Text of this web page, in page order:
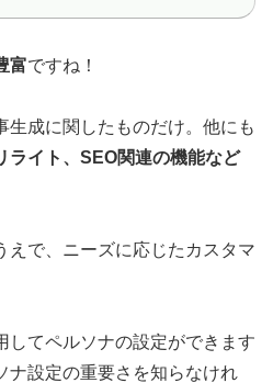
富ですね！
生成に関したものだけ。他にも
ライト、SEO関連の機能など
えで、ニーズに応じたカスタマ
してペルソナの設定ができます
ナ設定の重要さを知らなけれ